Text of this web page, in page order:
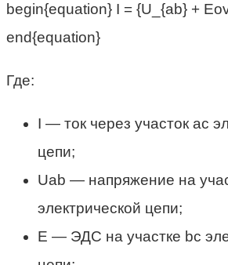
begin{equation} I = {U_{ab} +
end{equation}
Где:
I — ток через участок ac
цепи;
Uab — напряжение на
электрической цепи;
E — ЭДС на участке bс